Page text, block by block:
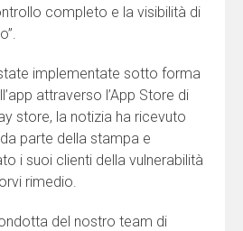
completo e la visibilità di
implementate sotto forma
attraverso l’App Store di
store, la notizia ha ricevuto
parte della stampa e
i suoi clienti della vulnerabilità
rimedio.
del nostro team di